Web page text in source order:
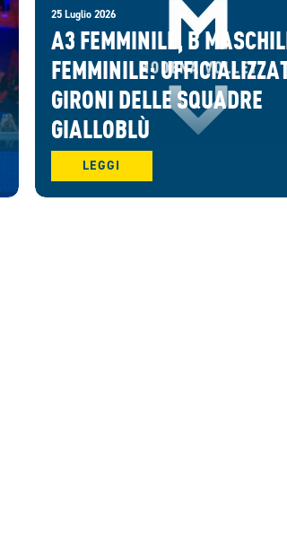
25 Luglio 2026
A3 FEMMINILE, B
FEMMINILE:
GIRONI DELLE SQUADRE
GIALLOBLÙ
LEGGI